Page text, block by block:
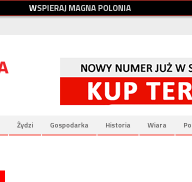
WSPIERAJMAGNAPOLONIA
Żydzi Gospodarka Historia Wiara